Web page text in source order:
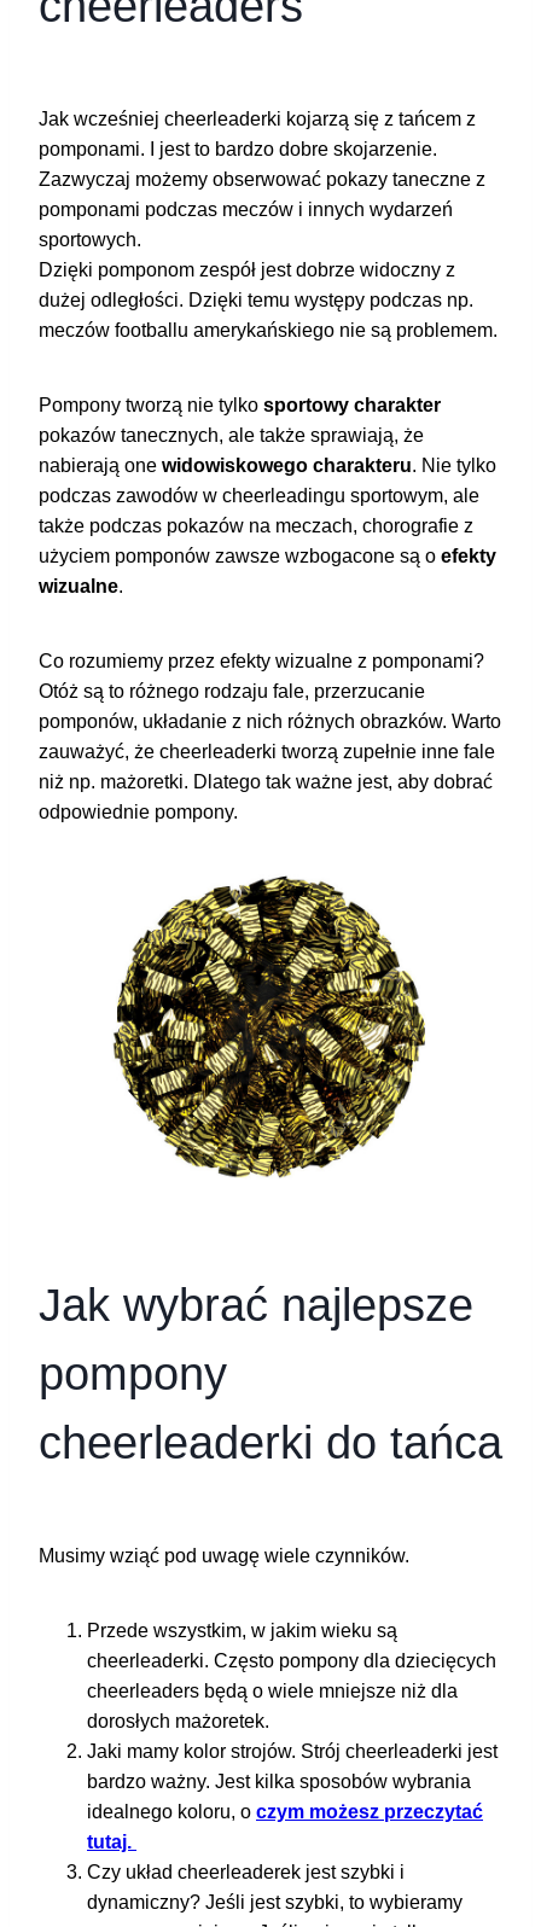
Jak wcześniej cheerleaderki kojarzą się z tańcem z
pomponami. I jest to bardzo dobre skojarzenie.
Zazwyczaj możemy obserwować pokazy taneczne z
pomponami podczas meczów i innych wydarzeń
sportowych.
Dzięki pomponom zespół jest dobrze widoczny z
dużej odległości. Dzięki temu występy podczas np.
meczów footballu amerykańskiego nie są problemem.
Pompony tworzą nie tylko sportowy charakter
pokazów tanecznych, ale także sprawiają, że
nabierają one widowiskowego charakteru. Nie tylko
podczas zawodów w cheerleadingu sportowym, ale
także podczas pokazów na meczach, chorografie z
użyciem pomponów zawsze wzbogacone są o efekty
wizualne.
Co rozumiemy przez efekty wizualne z pomponami?
Otóż są to różnego rodzaju fale, przerzucanie
pomponów, układanie z nich różnych obrazków. Warto
zauważyć, że cheerleaderki tworzą zupełnie inne fale
niż np. mażoretki. Dlatego tak ważne jest, aby dobrać
odpowiednie pompony.
Jak wybrać najlepsze
pompony
cheerleaderki do tańca
Musimy wziąć pod uwagę wiele czynników.
Przede wszystkim, w jakim wieku są
cheerleaderki. Często pompony dla dziecięcych
cheerleaders będą o wiele mniejsze niż dla
dorosłych mażoretek.
Jaki mamy kolor strojów. Strój cheerleaderki jest
bardzo ważny. Jest kilka sposobów wybrania
idealnego koloru, o czym możesz przeczytać
tutaj.
Czy układ cheerleaderek jest szybki i
dynamiczny? Jeśli jest szybki, to wybieramy